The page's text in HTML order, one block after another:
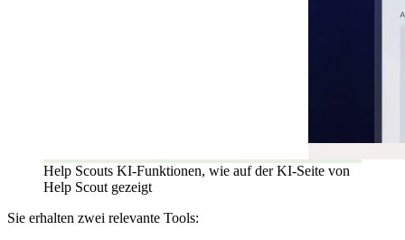
Help Scouts KI-Funktionen, wie auf der KI-Seite von
Help Scout gezeigt
Sie erhalten zwei relevante Tools: